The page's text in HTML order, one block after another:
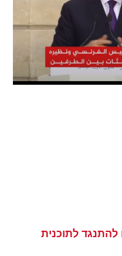
להתנגד לתוכנית